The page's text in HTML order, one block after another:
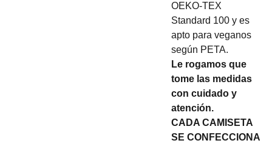
OEKO-TEX
Standard 100 y es
apto para veganos
según PETA.
Le rogamos que
tome las medidas
con cuidado y
atención.
CADA CAMISETA
SE CONFECCIONA